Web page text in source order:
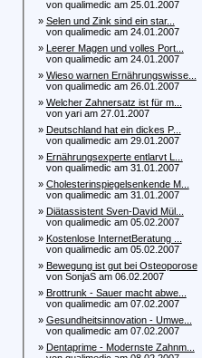
von qualimedic am 25.01.2007
» Selen und Zink sind ein star...
von qualimedic am 24.01.2007
» Leerer Magen und volles Port...
von qualimedic am 24.01.2007
» Wieso warnen Ernährungswisse...
von qualimedic am 26.01.2007
» Welcher Zahnersatz ist für m...
von yari am 27.01.2007
» Deutschland hat ein dickes P...
von qualimedic am 29.01.2007
» Ernährungsexperte entlarvt L...
von qualimedic am 31.01.2007
» Cholesterinspiegelsenkende M...
von qualimedic am 31.01.2007
» Diätassistent Sven-David Mül...
von qualimedic am 05.02.2007
» Kostenlose InternetBeratung ...
von qualimedic am 05.02.2007
» Bewegung ist gut bei Osteoporose
von SonjaS am 06.02.2007
» Brottrunk - Sauer macht abwe...
von qualimedic am 07.02.2007
» Gesundheitsinnovation - Umwe...
von qualimedic am 07.02.2007
» Dentaprime - Modernste Zahnm...